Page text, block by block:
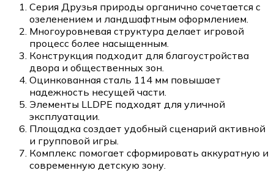
Серия Друзья природы органично сочетается с
озеленением и ландшафтным оформлением.
Многоуровневая структура делает игровой
процесс более насыщенным.
Конструкция подходит для благоустройства
двора и общественных зон.
Оцинкованная сталь 114 мм повышает
надежность несущей части.
Элементы LLDPE подходят для уличной
эксплуатации.
Площадка создает удобный сценарий активной
и групповой игры.
Комплекс помогает сформировать аккуратную и
современную детскую зону.